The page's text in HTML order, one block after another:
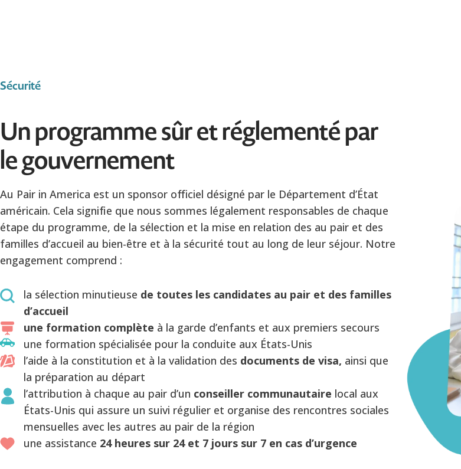
Sécurité
Un programme sûr et réglementé par
le gouvernement
Au Pair in America est un sponsor officiel désigné par le Département d’État
américain. Cela signifie que nous sommes légalement responsables de chaque
étape du programme, de la sélection et la mise en relation des au pair et des
familles d’accueil au bien-être et à la sécurité tout au long de leur séjour. Notre
engagement comprend :
la sélection minutieuse de toutes les candidates au pair et des familles
d’accueil
une formation complète à la garde d’enfants et aux premiers secours
une formation spécialisée pour la conduite aux États-Unis
l’aide à la constitution et à la validation des documents de visa, ainsi que
la préparation au départ
l’attribution à chaque au pair d’un conseiller communautaire local aux
États-Unis qui assure un suivi régulier et organise des rencontres sociales
mensuelles avec les autres au pair de la région
une assistance 24 heures sur 24 et 7 jours sur 7 en cas d’urgence